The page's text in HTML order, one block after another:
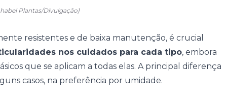
Plantas/Divulgação)
resistentes e de baixa manutenção, é crucial
nos cuidados para cada tipo, embora
que se aplicam a todas elas. A principal diferença
casos, na preferência por umidade.